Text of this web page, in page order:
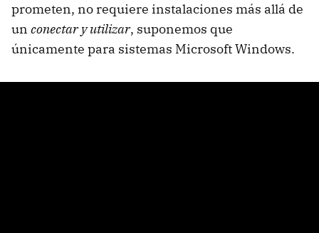
prometen, no requiere instalaciones más allá de
un conectar y utilizar, suponemos que
únicamente para sistemas Microsoft Windows.